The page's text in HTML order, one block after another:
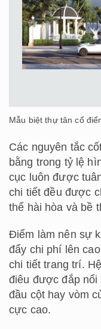
Mẫu biệt thự tân cổ
Các nguyên tắc
bằng trong tỷ lệ
cục luôn được
chi tiết đều được
thể hài hòa và bề
Điểm làm nên sự
đẩy chi phí lên
chi tiết trang trí.
điêu được đắp nổi
đầu cột hay vòm
cực cao.